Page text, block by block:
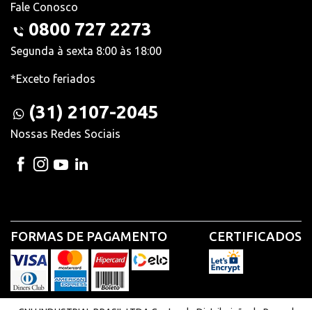
Fale Conosco
0800 727 2273
Segunda à sexta 8:00 às 18:00
*Exceto feriados
(31) 2107-2045
Nossas Redes Sociais
FORMAS DE PAGAMENTO CERTIFICADOS